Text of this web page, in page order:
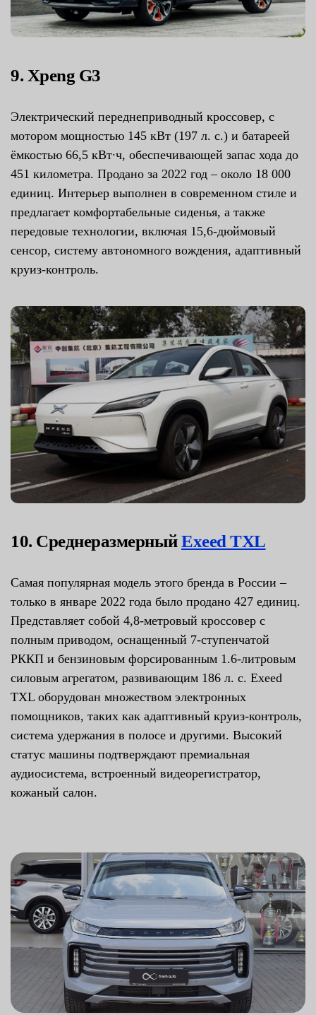
9. Xpeng G3
Электрический переднеприводный кроссовер, с
мотором мощностью 145 кВт (197 л. с.) и батареей
ёмкостью 66,5 кВт∙ч, обеспечивающей запас хода до
451 километра. Продано за 2022 год – около 18 000
единиц. Интерьер выполнен в современном стиле и
предлагает комфортабельные сиденья, а также
передовые технологии, включая 15,6-дюймовый
сенсор, систему автономного вождения, адаптивный
круиз-контроль.
10. СреднеразмерныйExeed TXL
Самая популярная модель этого бренда в России –
только в январе 2022 года было продано 427 единиц.
Представляет собой 4,8-метровый кроссовер с
полным приводом, оснащенный 7-ступенчатой
РККП и бензиновым форсированным 1.6-литровым
силовым агрегатом, развивающим 186 л. с. Exeed
TXL оборудован множеством электронных
помощников, таких как адаптивный круиз-контроль,
система удержания в полосе и другими. Высокий
статус машины подтверждают премиальная
аудиосистема, встроенный видеорегистратор,
кожаный салон.